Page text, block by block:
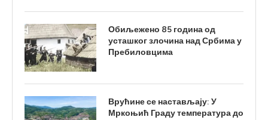
Обиљежено 85 година од
усташког злочина над Србима у
Пребиловцима
Врућине се настављају: У
Мркоњић Граду температура до